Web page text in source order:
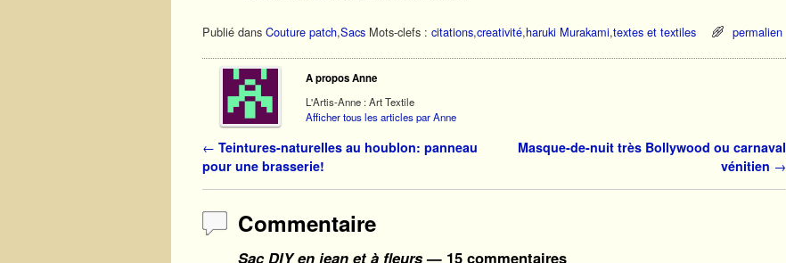
Publié dans Couture patch,Sacs Mots-clefs : citations,creativité,haruki Murakami,textes et textiles permalien
A propos Anne
L'Artis-Anne : Art Textile
Afficher tous les articles par Anne
Navigation des articles
← Teintures-naturelles au houblon: panneau
pour une brasserie!
Masque-de-nuit très Bollywood ou carnaval
vénitien →
Commentaire
Sac DIY en jean et à fleurs— 15 commentaires